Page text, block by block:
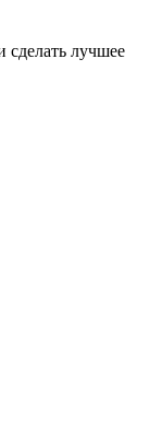
сделать лучшее